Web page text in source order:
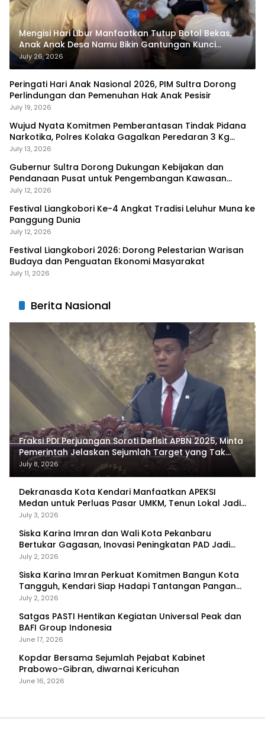
Mengisi Hari Libur Manfaatkan Tutup Botol Bekas,
Anak Anak Desa Namu Bikin Gantungan Kunci
Bernilai Ekonomi
July 26, 2026
Peringati Hari Anak Nasional 2026, PIM Sultra Dorong
Perlindungan dan Pemenuhan Hak Anak Pesisir
July 19, 2026
Wujud Nyata Komitmen Pemberantasan Tindak Pidana
Narkotika, Polres Kolaka Gagalkan Peredaran 3 Kg
Sabu-Sabu
July 13, 2026
Gubernur Sultra Dorong Dukungan Kebijakan dan
Pendanaan Pusat untuk Pengembangan Kawasan
Liangkobhori
July 12, 2026
Festival Liangkobori Ke-4 Angkat Tradisi Leluhur Muna ke
Panggung Dunia
July 12, 2026
Festival Liangkobori 2026: Dorong Pelestarian Warisan
Budaya dan Penguatan Ekonomi Masyarakat
July 11, 2026
Berita Nasional
Fraksi PDI Perjuangan Soroti Defisit APBN 2025, Minta
Pemerintah Jelaskan Sejumlah Target yang Tak
Tercapai
July 8, 2026
Dekranasda Kota Kendari Manfaatkan APEKSI
Medan untuk Perluas Pasar UMKM, Tenun Lokal Jadi
Primadona
July 3, 2026
Siska Karina Imran dan Wali Kota Pekanbaru
Bertukar Gagasan, Inovasi Peningkatan PAD Jadi
Fokus Diskusi
July 2, 2026
Siska Karina Imran Perkuat Komitmen Bangun Kota
Tangguh, Kendari Siap Hadapi Tantangan Pangan
dan Bencana
July 2, 2026
Satgas PASTI Hentikan Kegiatan Universal Peak dan
BAFI Group Indonesia
June 17, 2026
Kopdar Bersama Sejumlah Pejabat Kabinet
Prabowo-Gibran, diwarnai Kericuhan
June 16, 2026